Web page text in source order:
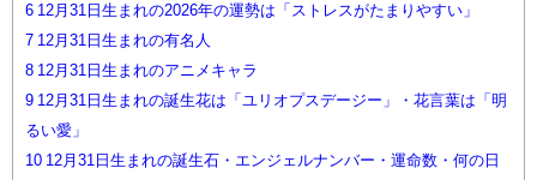
6 12月31日生まれの2026年の運勢は「ストレスがたまりやすい」
7 12月31日生まれの有名人
8 12月31日生まれのアニメキャラ
9 12月31日生まれの誕生花は「ユリオプスデージー」・花言葉は「明
るい愛」
10 12月31日生まれの誕生石・エンジェルナンバー・運命数・何の日